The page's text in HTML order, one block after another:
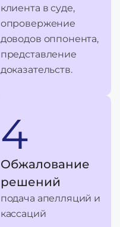
клиента в суде,
опровержение
доводов оппонента,
представление
доказательств.
4
Обжалование
решений
подача апелляций и
кассаций